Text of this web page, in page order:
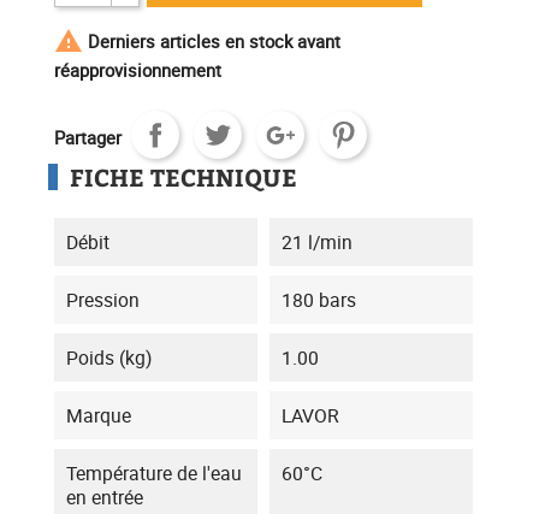
 Derniers articles en stock avant
réapprovisionnement
Partager
FICHE TECHNIQUE
Débit 21 l/min
Pression 180 bars
Poids (kg) 1.00
Marque LAVOR
Température de l'eau
en entrée
60°C